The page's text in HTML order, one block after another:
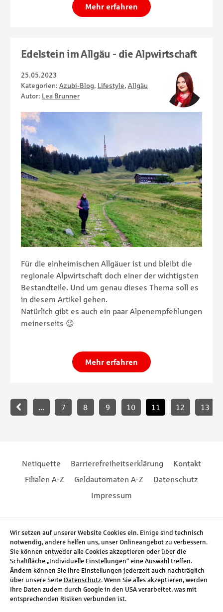
Mehr erfahren
Edelstein im Allgäu - die Alpwirtschaft
25.05.2023
Kategorien: Azubi-Blog, Lifestyle, Allgäu
Autor: Lea Brunner
Für die einheimischen Allgäuer ist und bleibt die
regionale Alpwirtschaft doch einer der wichtigsten
Bestandteile. Und um genau dieses Thema soll es
in diesem Artikel gehen.
Natürlich gibt es auch ein paar Alpenempfehlungen
meinerseits 😉
Mehr erfahren
Paginierung
...
7 8 9 10 11 12 13
Footernavigation
Netiquette Barrierefreiheitserklärung
Kontakt
Filialen A-Z
Geldautomaten A-Z
Datenschutz
Impressum
Wir setzen auf unserer Website Cookies ein. Einige sind technisch
notwendig, andere helfen uns, unser Onlineangebot zu verbessern.
Sie können entweder alle Cookies akzeptieren oder über die
Schaltfläche „Individuelle Einstellungen“ eine Auswahl treffen.
Ändern können Sie Ihre Einstellungen jederzeit auch nachträglich
über unsere Seite Datenschutz. Wenn Sie alles akzeptieren, werden
Ihre Daten zudem durch Google in den USA verarbeitet, was mit
entsprechenden Risiken verbunden ist.